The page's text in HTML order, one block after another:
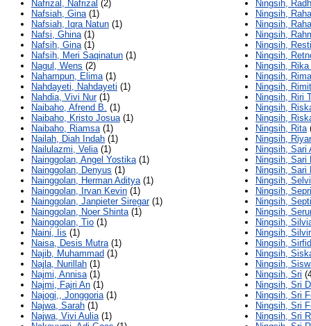
Nafrizal, Nafrizal (2)
Nafsiah, Gina(1)
Nafsiah, Iqra Natun (1)
Nafsi, Ghina(1)
Nafsih, Gina(1)
Nafsih, Meri Saqinatun (1)
Nagul, Wens (2)
Nahampun, Elima(1)
Nahdayeti, Nahdayeti (1)
Nahdia, Vivi Nur(1)
Naibaho, Afrend B. (1)
Naibaho, Kristo Josua(1)
Naibaho, Riamsa(1)
Nailah, Diah Indah (1)
Nailulazmi, Velia(1)
Nainggolan, Angel Yostika(1)
Nainggolan, Denyus (1)
Nainggolan, Herman Aditya(1)
Nainggolan, Irvan Kevin (1)
Nainggolan, Janpieter Siregar(1)
Nainggolan, Noer Shinta(1)
Nainggolan, Tio (1)
Naini, Iis (1)
Naisa, Desis Mutra(1)
Najib, Muhammad (1)
Najla, Nurillah (1)
Najmi, Annisa(1)
Najmi, Fajri An (1)
Najogi,, Jonggoria(1)
Najwa, Sarah (1)
Najwa, Vivi Aulia(1)
Ningsih,
Ningsih,
Ningsih,
Ningsih,
Ningsih, Resti
Ningsih,
Ningsih,
Ningsih,
Ningsih,
Ningsih, Riri
Ningsih,
Ningsih,
Ningsih, Rita
Ningsih,
Ningsih, Sari
Ningsih, Sari
Ningsih, Sari
Ningsih,
Ningsih,
Ningsih,
Ningsih,
Ningsih,
Ningsih,
Ningsih,
Ningsih,
Ningsih,
Ningsih, Sri
Ningsih, Sri
Ningsih, Sri
Ningsih, Sri
Ningsih, Sri